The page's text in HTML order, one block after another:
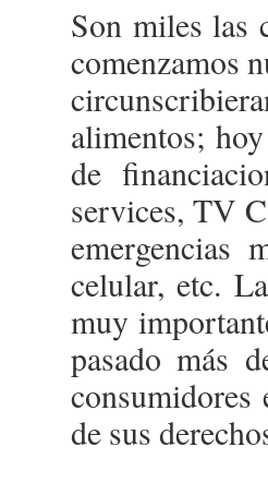
Son miles las
comenzamos
alimentos;
de
services, TV
emergencias
celular, etc.
muy
pasado más
de sus